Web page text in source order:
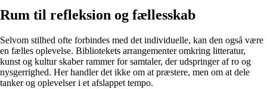
Rum til refleksion og fællesskab
Selvom stilhed ofte forbindes med det individuelle, kan den også være
en fælles oplevelse. Bibliotekets arrangementer omkring litteratur,
kunst og kultur skaber rammer for samtaler, der udspringer af ro og
nysgerrighed. Her handler det ikke om at præstere, men om at dele
tanker og oplevelser i et afslappet tempo.